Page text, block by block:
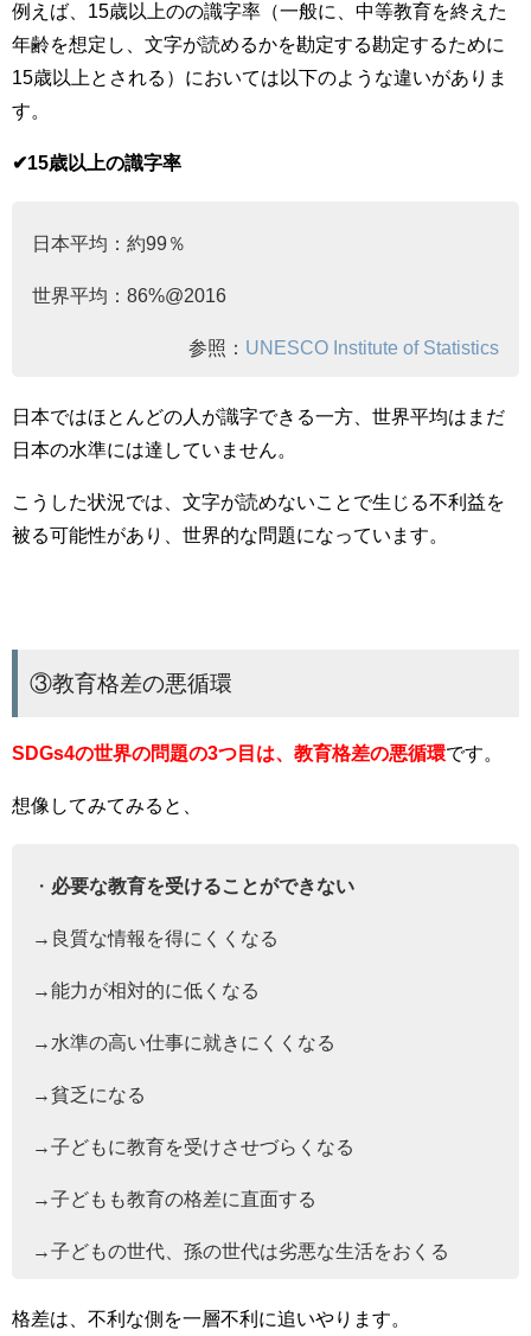
例えば、15歳以上のの識字率（一般に、中等教育を終えた
年齢を想定し、文字が読めるかを勘定する勘定するために
15歳以上とされる）においては以下のような違いがありま
す。
✔︎15歳以上の識字率
日本平均：約99％
世界平均：86%@2016
参照： UNESCO Institute of Statistics
日本ではほとんどの人が識字できる一方、世界平均はまだ
日本の水準には達していません。
こうした状況では、文字が読めないことで生じる不利益を
被る可能性があり、世界的な問題になっています。
③教育格差の悪循環
SDGs4の世界の問題の3つ目は、教育格差の悪循環です。
想像してみてみると、
・ 必要な教育を受けることができない
→良質な情報を得にくくなる
→能力が相対的に低くなる
→水準の高い仕事に就きにくくなる
→貧乏になる
→子どもに教育を受けさせづらくなる
→子どもも教育の格差に直面する
→子どもの世代、孫の世代は劣悪な生活をおくる
格差は、不利な側を一層不利に追いやります。